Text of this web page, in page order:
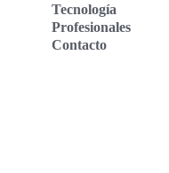
Tecnología
Profesionales
Contacto